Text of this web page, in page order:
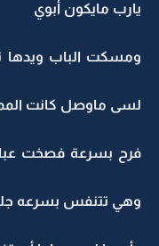
يارب مايكون أبوي
ومسكت الباب ويدها
لسى ماوصل كانت
فرح بسرعة فصخت
وهي تتنفس بسرعه